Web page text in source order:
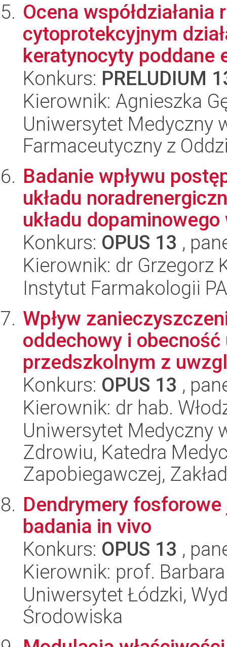
Ocena
cytoprotekcyjnym
keratynocyty poddane
Konkurs: PRELUDIUM
Kierownik: Agnieszka
Uniwersytet Medyczny
Farmaceutyczny z
Badanie wpływu
układu
układu
Konkurs: OPUS 13 ,
Kierownik: dr Grzegorz
Instytut Farmakologii
Wpływ
oddechowy i
przedszkolnym z
Konkurs: OPUS 13 ,
Kierownik: dr hab.
Uniwersytet Medyczny
Zdrowiu, Katedra
Zapobiegawczej,
Dendrymery
badania in vivo
Konkurs: OPUS 13 ,
Kierownik: prof.
Uniwersytet Łódzki,
Środowiska